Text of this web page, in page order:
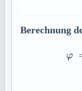
Berechnung
φ